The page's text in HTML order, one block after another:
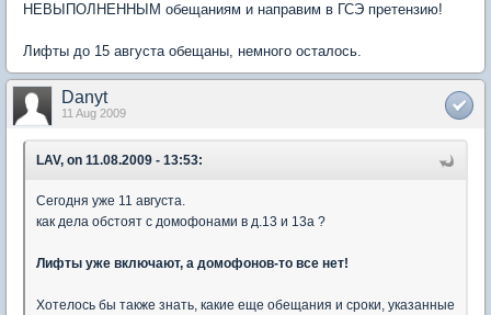
НЕВЫПОЛНЕННЫМ обещаниям и направим в ГСЭ претензию!
Лифты до 15 августа обещаны, немного осталось.
Danyt
11 Aug 2009
LAV, on 11.08.2009 - 13:53:
Сегодня уже 11 августа.
как дела обстоят с домофонами в д.13 и 13а ?
Лифты уже включают, а домофонов-то все нет!
Хотелось бы также знать, какие еще обещания и сроки, указанные